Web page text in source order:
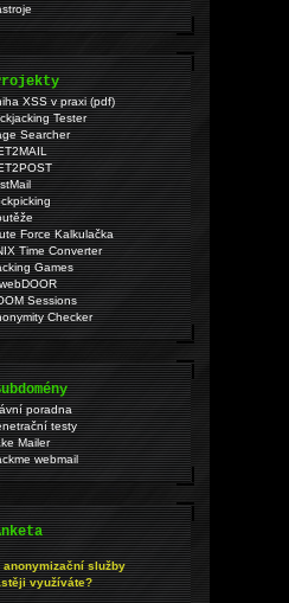
XSS v praxi (pdf)
Tester
Searcher
Force Kalkulačka
Time Converter
Games
Sessions
Checker
poradna
testy
Mailer
webmail
anonymizační služby
využíváte?